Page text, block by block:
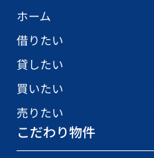
ホーム
借りたい
貸したい
買いたい
売りたい
こだわり物件